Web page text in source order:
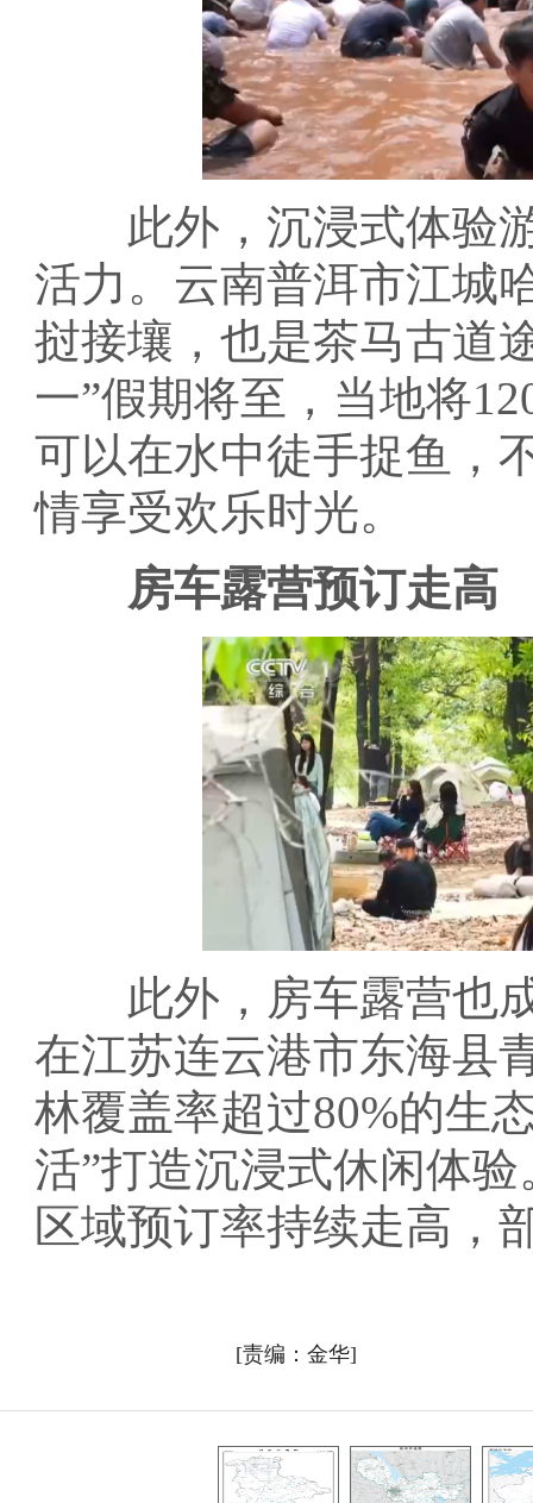
此外，沉浸式体验游
活力。云南普洱市江城
挝接壤，也是茶马古道
一”假期将至，当地将
可以在水中徒手捉鱼，
情享受欢乐时光。
房车露营预订走高
此外，房车露营也成
在江苏连云港市东海县
林覆盖率超过80%的生
活”打造沉浸式休闲体
区域预订率持续走高，
[责编：金华]